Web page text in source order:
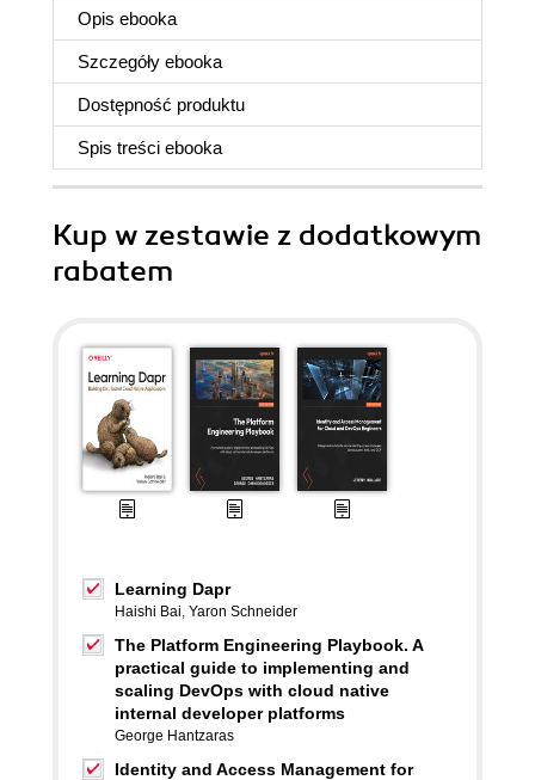
Opis ebooka
Szczegóły ebooka
Dostępność produktu
Spis treści ebooka
Kup w zestawie z dodatkowym
rabatem
Learning Dapr
Haishi Bai, Yaron Schneider
The Platform Engineering Playbook. A
practical guide to implementing and
scaling DevOps with cloud native
internal developer platforms
George Hantzaras
Identity and Access Management for